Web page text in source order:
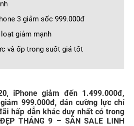
3 giảm sốc 999.000đ
giảm mạnh
và ốp trong suốt giá tốt
iPhone giảm đến 1.499.000đ,
giảm 999.000đ, dán cường lực chỉ
hấp dẫn khác duy nhất có trong
THÁNG 9 – SĂN SALE LINH